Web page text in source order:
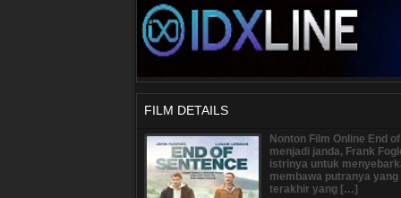
FILM DETAILS
Nonton Film Online End
menjadi janda, Frank
istrinya untuk
membawa putranya
terakhir yang […]